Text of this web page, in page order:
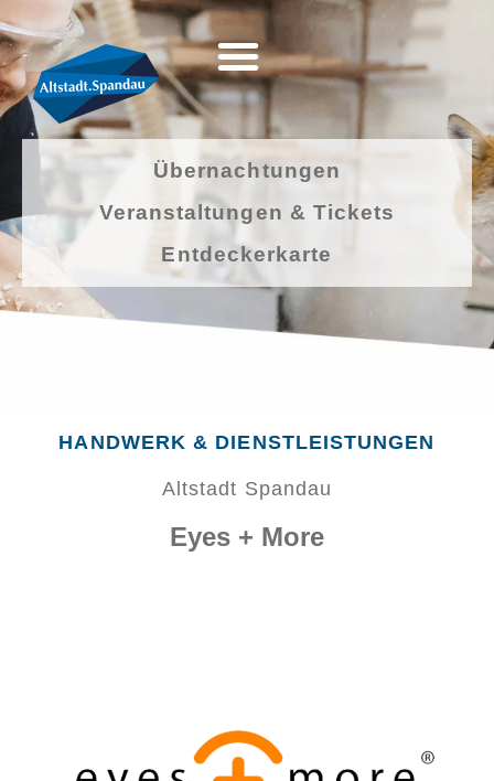
Übernachtungen
Veranstaltungen & Tickets
Entdeckerkarte
HANDWERK & DIENSTLEISTUNGEN
Altstadt Spandau
Eyes + More